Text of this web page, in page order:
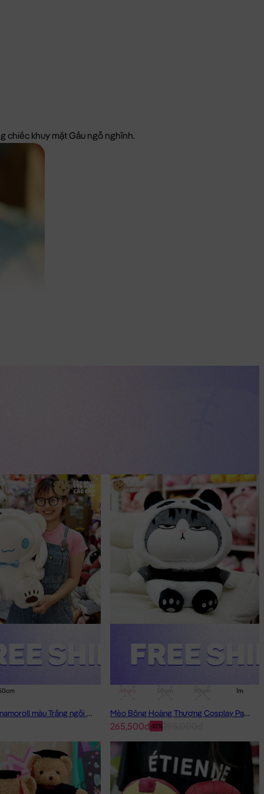
chiếc khuy mặt Gấu ngỗ nghĩnh.
THÍCH NHẤT.
Thỏ Bông Cinnamoroll màu Trắng ngồi đội Mũ Rời
1m
Mèo Bông Hoàng Thượng Cosplay Panda
-10%
265,500đ